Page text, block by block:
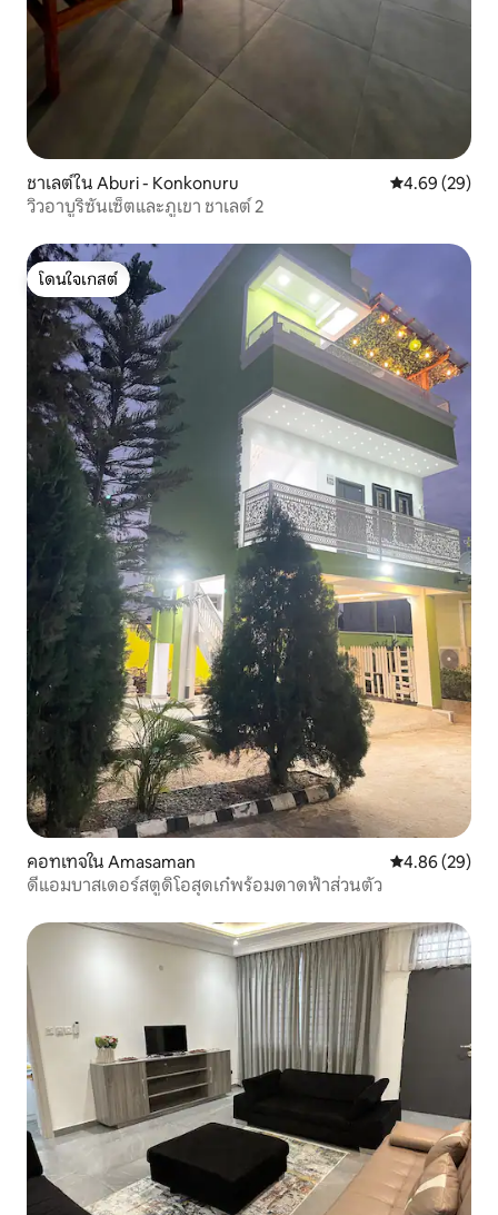
ชาเลต์ใน Aburi - Konkonuru คะแนนเฉลี่ย
4.69 (29)
วิวอาบูริซันเซ็ตและภูเขา ชาเลต์ 2
โดนใจเกสต์
โดนใจเกสต์
คอทเทจใน Amasaman คะแนนเฉลี่ย
4.86 (29)
ดีแอมบาสเดอร์สตูดิโอสุดเก๋พร้อมดาดฟ้าส่วนตัว